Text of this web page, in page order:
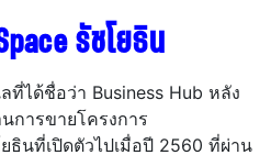
รัชโยธิน
ลที่ได้ชื่อว่า Business Hub หลัง
การขายโครงการ
ธินที่เปิดตัวไปเมื่อปี 2560 ที่ผ่าน